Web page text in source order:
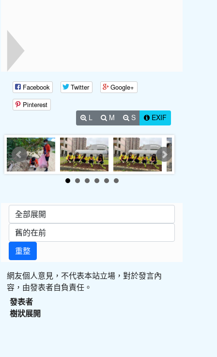
Facebook Twitter
Google+
Pinterest
M S EXIF
重整
網友個人意見，不代表本站立場，對於發言內
容，由發表者自負責任。
發表者
樹狀展開